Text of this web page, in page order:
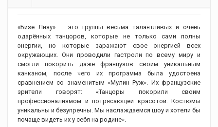
«Бизе Лизу» — это группы весьма талантливых и очень
одарённых танцоров, которые не только сами полны
энергии, но которые заражают свое энергией всех
окружающих. Они проводили гастроли по всему миру и
смогли покорить даже французов своим уникальным
канканом, после чего их программа была удостоена
сравнением со знаменитым «Мулин Руж». Их французские
зрители говорят: «Танцоры покорили своим
профессионализмом и потрясающей красотой. Костюмы
уникальны и безупречны. Мы наслаждаемся шоу и хотели бы
почаще видеть их у себя на родине».